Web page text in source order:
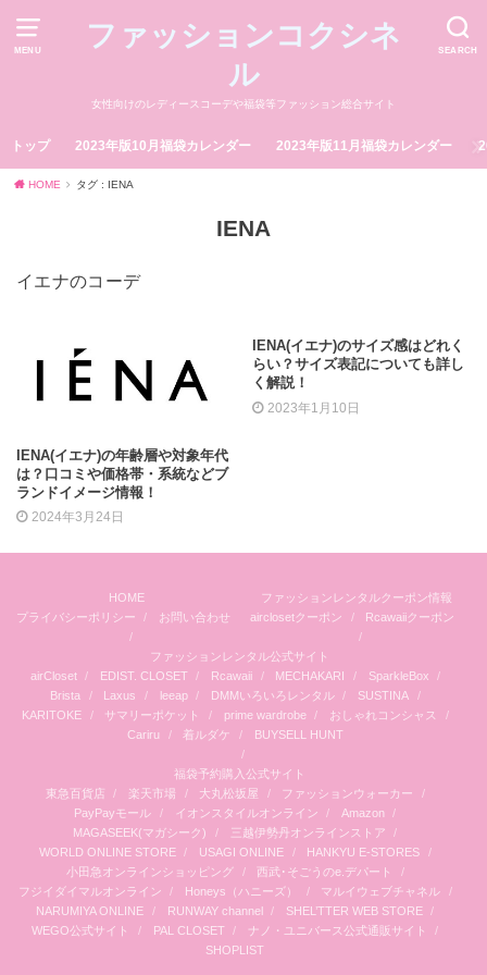
MENU SEARCH
ファッションコクシネ
ル
女性向けのレディースコーデや福袋等ファッション総合サイト
トップ 2023年版10月福袋カレンダー 2023年版11月福袋カレンダー
HOME タグ : IENA
IENA
イエナのコーデ
IENA(イエナ)の年齢層や対象年代
は？口コミや価格帯・系統などブ
ランドイメージ情報！
2024年3月24日
IENA(イエナ)のサイズ感はどれく
らい？サイズ表記についても詳し
く解説！
2023年1月10日
HOME
プライバシーポリシー
お問い合わせ
ファッションレンタルクーポン情報
airclosetクーポン
Rcawaiiクーポン
ファッションレンタル公式サイト
airCloset
EDIST. CLOSET Rcawaii MECHAKARI
SparkleBox
Brista
Laxus leeap DMMいろいろレンタル
SUSTINA
KARITOKE
サマリーポケット prime wardrobe
おしゃれコンシャス
Cariru
着ルダケ BUYSELL HUNT
福袋予約購入公式サイト
東急百貨店
楽天市場 大丸松坂屋
ファッションウォーカー
PayPayモール
イオンスタイルオンライン
Amazon
MAGASEEK(マガシーク)
三越伊勢丹オンラインストア
WORLD ONLINE STORE
USAGI ONLINE
HANKYU E-STORES
小田急オンラインショッピング
西武･そごうのe.デパート
フジイダイマルオンライン
Honeys（ハニーズ）
マルイウェブチャネル
NARUMIYA ONLINE
RUNWAY channel
SHEL’TTER WEB STORE
WEGO公式サイト
PAL CLOSET
ナノ・ユニバース公式通販サイト
SHOPLIST